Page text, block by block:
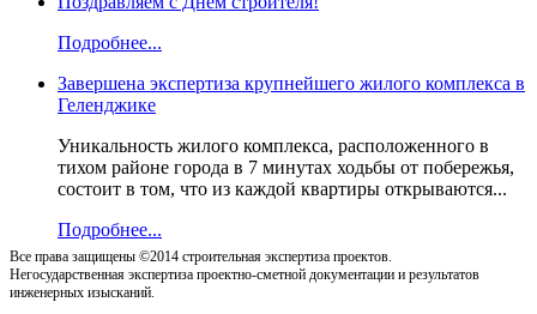
Подробнее...
Завершена экспертиза крупнейшего жилого комплекса в
Геленджике
Уникальность жилого комплекса, расположенного в
тихом районе города в 7 минутах ходьбы от побережья,
состоит в том, что из каждой квартиры открываются...
Подробнее...
Все права защищены ©2014 строительная экспертиза проектов.
Негосударственная экспертиза проектно-сметной документации и результатов
инженерных изысканий.